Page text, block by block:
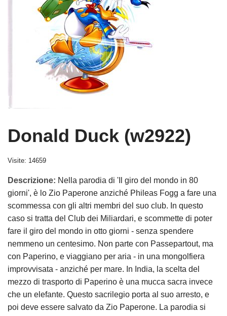
Donald Duck (w2922)
Visite: 14659
Descrizione: Nella parodia di 'Il giro del mondo in 80
giorni', è lo Zio Paperone anziché Phileas Fogg a fare una
scommessa con gli altri membri del suo club. In questo
caso si tratta del Club dei Miliardari, e scommette di poter
fare il giro del mondo in otto giorni - senza spendere
nemmeno un centesimo. Non parte con Passepartout, ma
con Paperino, e viaggiano per aria - in una mongolfiera
improvvisata - anziché per mare. In India, la scelta del
mezzo di trasporto di Paperino è una mucca sacra invece
che un elefante. Questo sacrilegio porta al suo arresto, e
poi deve essere salvato da Zio Paperone. La parodia si